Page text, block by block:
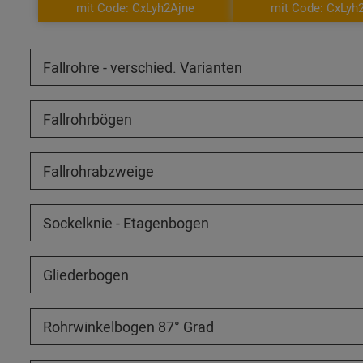
mit Code: CxLyh2Ajne mit Code:
Fallrohre - verschied. Varianten
Fallrohrbögen
Fallrohrabzweige
Sockelknie - Etagenbogen
Gliederbogen
Rohrwinkelbogen 87° Grad